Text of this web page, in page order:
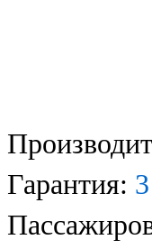
Гарантия: